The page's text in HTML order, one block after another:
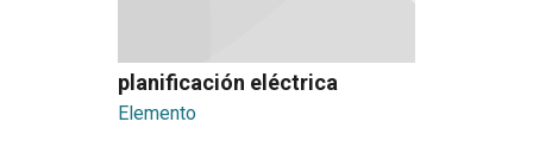
planificación eléctrica
Elemento